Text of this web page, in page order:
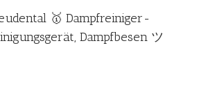
🥇 Dampfreiniger-
Dampfbesen ツ